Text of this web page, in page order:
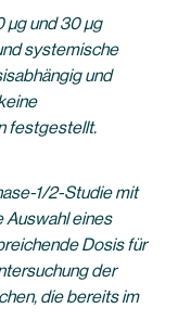
µg und 30 µg
systemische
und
festgestellt.
1/2-Studie mit
Auswahl eines
Dosis für
der
die bereits im